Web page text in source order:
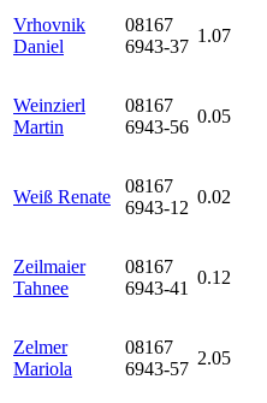
Vrhovnik
Daniel
08167
6943-37
1.07
Weinzierl
Martin
08167
6943-56
0.05
Weiß Renate
08167
6943-12
0.02
Zeilmaier
Tahnee
08167
6943-41
0.12
Zelmer
Mariola
08167
6943-57
2.05